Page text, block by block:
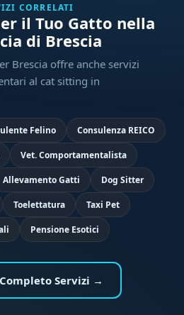
CORRELATI
il Tuo Gatto nella
di Brescia
Brescia offre anche servizi
al cat sitting in
Felino Consulenza REICO
Vet. Comportamentalista
Allevamento Gatti Dog Sitter
Toelettatura Taxi Pet
Pensione Esotici
Servizi →